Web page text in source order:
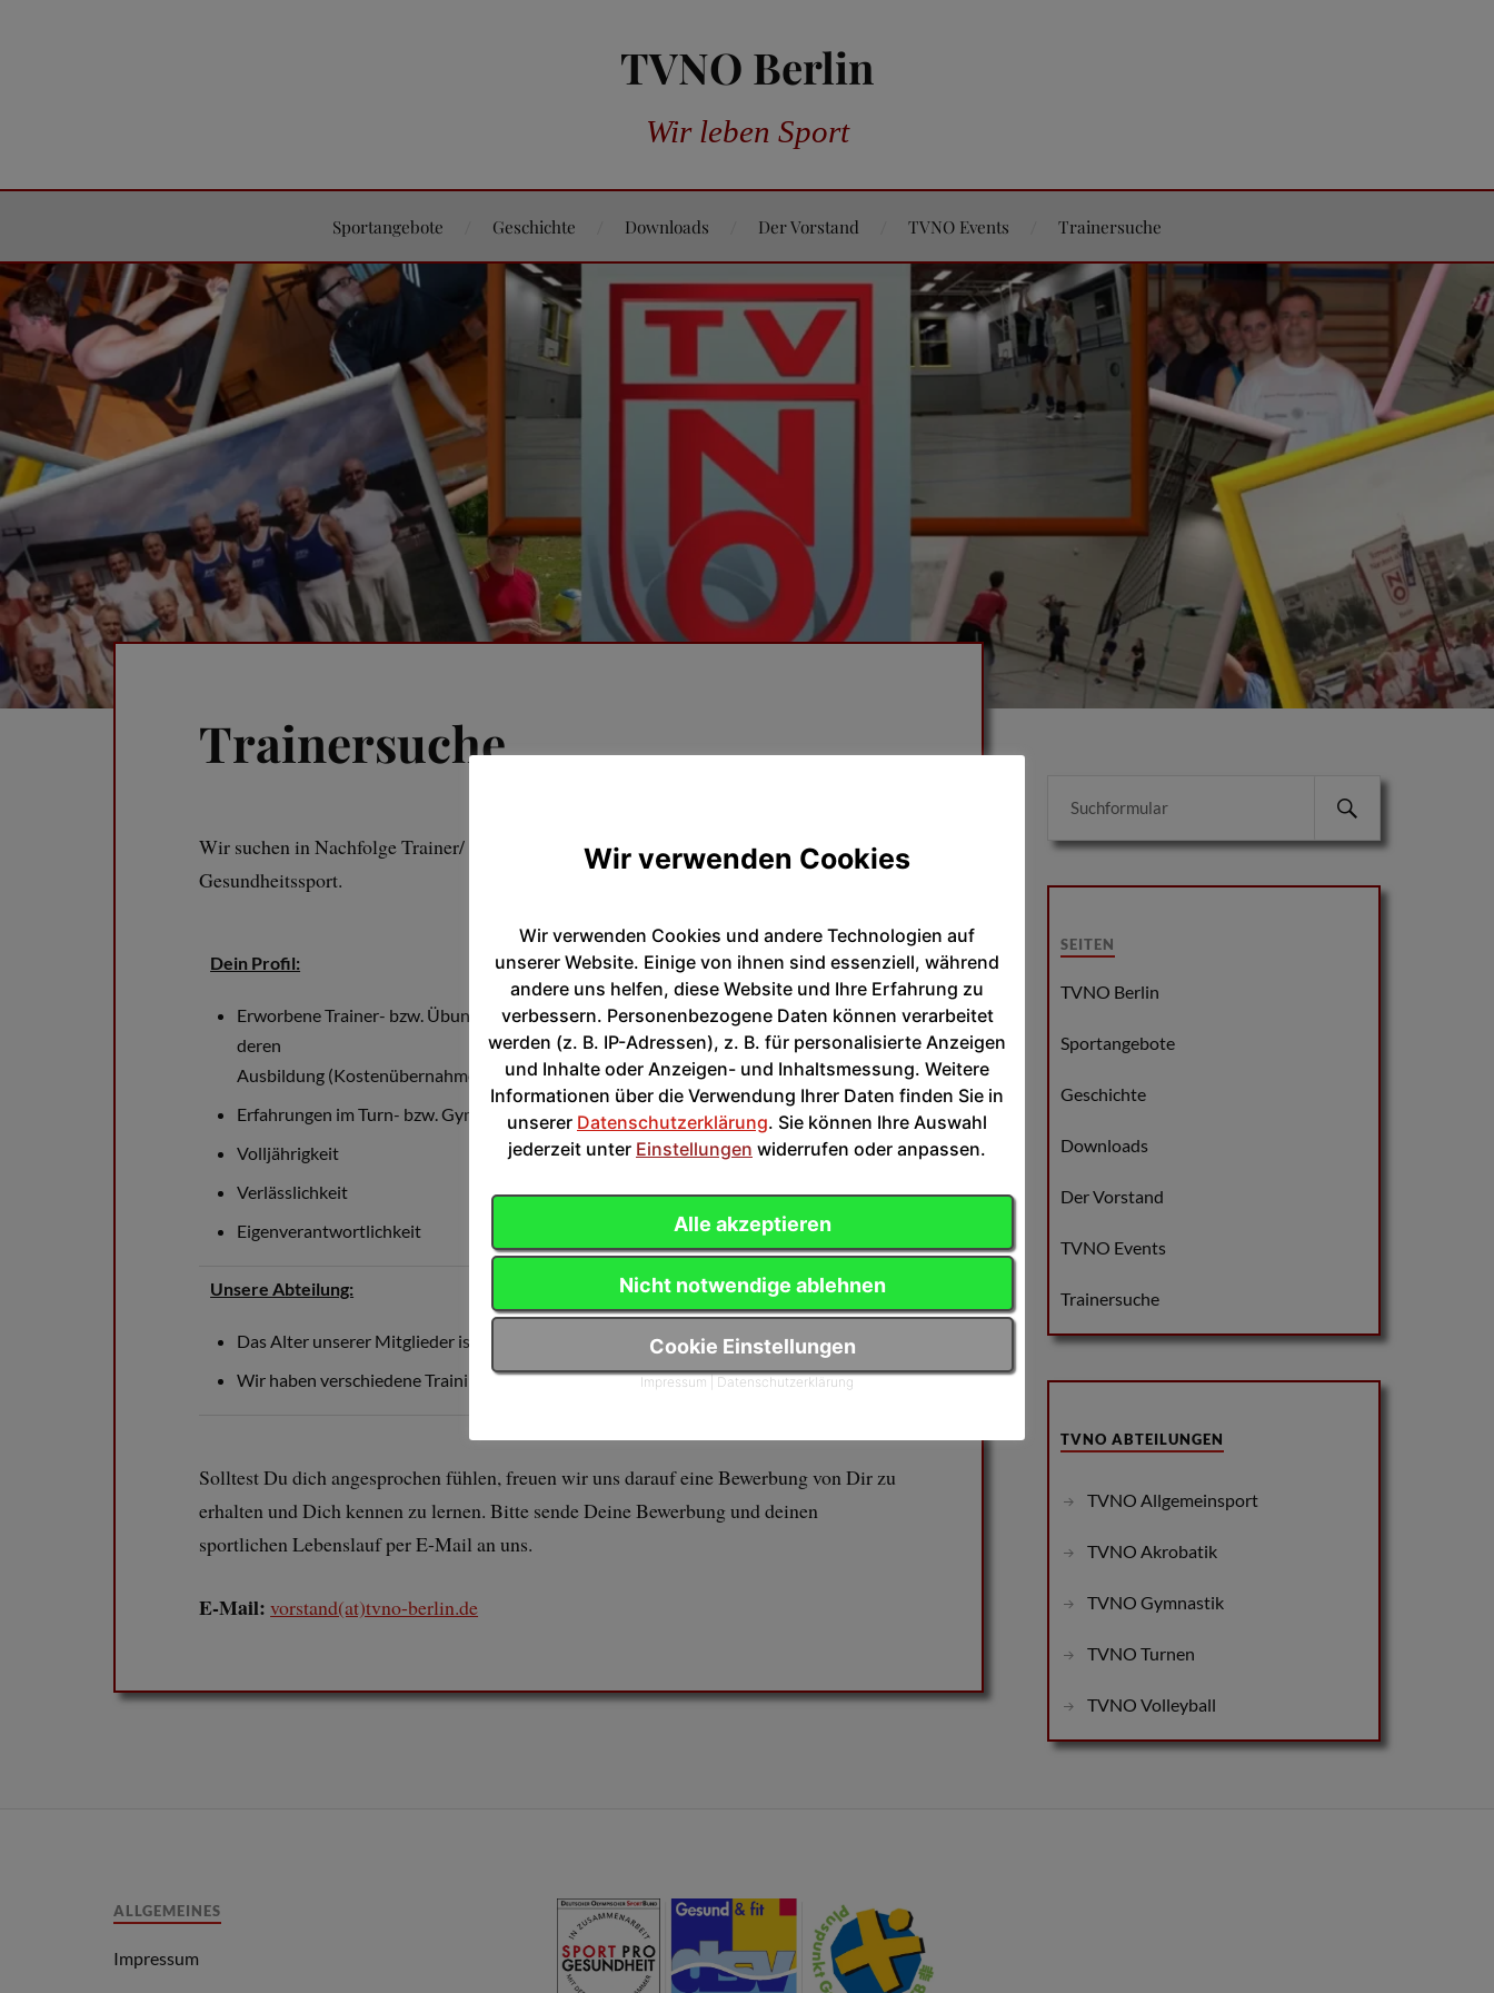
TVNO Berlin
Wir leben Sport
Sportangebote Geschichte Downloads Der Vorstand TVNO Events Trainersuche
Trainersuche
Wir suchen in Nachfolge Trainer/ Übungsleiter-innen für Gymnastik und
Gesundheitssport.
Dein Profil:
Erworbene Trainer- bzw. Übungsleiterlizenz C oder gleichwertige Abschlüsse bzw. in
deren
Ausbildung (Kostenübernahme möglich)
Erfahrungen im Turn- bzw. Gymnastiksport.
Volljährigkeit
Verlässlichkeit
Eigenverantwortlichkeit
Unsere Abteilung:
Das Alter unserer Mitglieder ist 50+
Wir haben verschiedene Trainingszeiten und Trainingsorte.
Solltest Du dich angesprochen fühlen, freuen wir uns darauf eine Bewerbung von Dir zu
erhalten und Dich kennen zu lernen. Bitte sende Deine Bewerbung und deinen
sportlichen Lebenslauf per E-Mail an uns.
E-Mail: vorstand(at)tvno-berlin.de
SEITEN
TVNO Berlin
Sportangebote
Geschichte
Downloads
Der Vorstand
TVNO Events
Trainersuche
TVNO ABTEILUNGEN
TVNO Allgemeinsport
TVNO Akrobatik
TVNO Gymnastik
TVNO Turnen
TVNO Volleyball
ALLGEMEINES
Impressum
Wir verwenden Cookies
Wir verwenden Cookies und andere Technologien auf
unserer Website. Einige von ihnen sind essenziell, während
andere uns helfen, diese Website und Ihre Erfahrung zu
verbessern. Personenbezogene Daten können verarbeitet
werden (z. B. IP-Adressen), z. B. für personalisierte Anzeigen
und Inhalte oder Anzeigen- und Inhaltsmessung. Weitere
Informationen über die Verwendung Ihrer Daten finden Sie in
unserer Datenschutzerklärung. Sie können Ihre Auswahl
jederzeit unter Einstellungen widerrufen oder anpassen.
Alle akzeptieren
Nicht notwendige ablehnen
Cookie Einstellungen
Impressum Datenschutzerklärung